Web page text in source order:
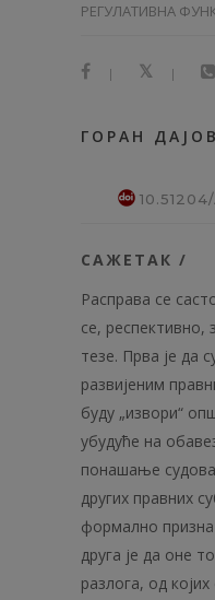
РЕГУЛАТИВНА
| |
ГОРАН
САЖЕТАК /
Расправа се
се, респективно,
тезе. Прва је да
развијеним
буду „извори“
убудуће на
понашање
других правних
формално
друга је да оне
разлога, од којих